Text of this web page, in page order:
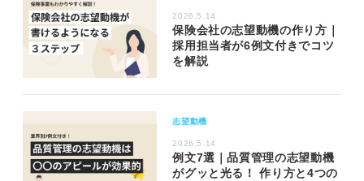
2026.5.14
保険会社の志望動機の作り方｜
採用担当者が6例文付きでコツ
を解説
志望動機
2026.5.14
例文7選｜品質管理の志望動機
がグッと光る！ 作り方と4つの